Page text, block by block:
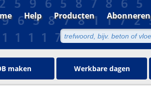
Help Producten Abonneren
maken Werkbare dagen